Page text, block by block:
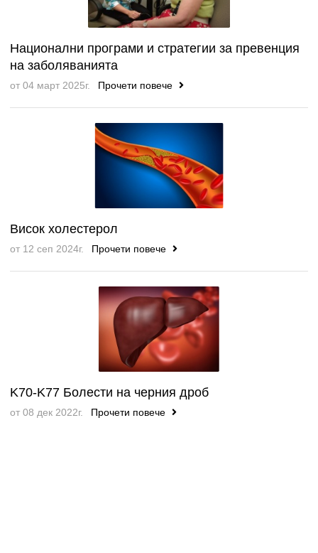
Национални програми и стратегии за превенция
на заболяванията
от 04 март 2025г. Прочети повече
Висок холестерол
от 12 сеп 2024г. Прочети повече
K70-K77 Болести на черния дроб
от 08 дек 2022г. Прочети повече